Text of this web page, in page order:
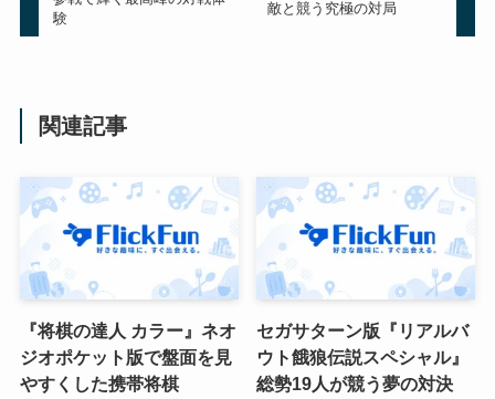
験
敵と競う究極の対局
関連記事
『将棋の達人 カラー』ネオ
ジオポケット版で盤面を見
やすくした携帯将棋
セガサターン版『リアルバ
ウト餓狼伝説スペシャル』
総勢19人が競う夢の対決